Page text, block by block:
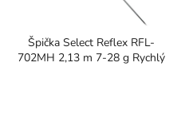
Špička Select Reflex RFL-
702MH 2,13 m 7-28 g Rychlý